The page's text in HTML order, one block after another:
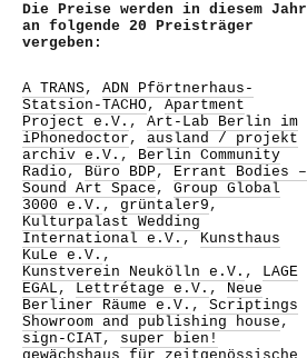
Die Preise werden in diesem Jahr
an folgende 20 Preisträger
vergeben:
A TRANS, ADN Pförtnerhaus-
Statsion-TACHO, Apartment
Project e.V. , Art-Lab Berlin im
iPhonedoctor , ausland / projekt
archiv e.V. , Berlin Community
Radio , Büro BDP , Errant Bodies –
Sound Art Space , Group Global
3000 e.V. , grüntaler9 ,
Kulturpalast Wedding
International e.V. , Kunsthaus
KuLe e.V. ,
Kunstverein Neukölln e.V. , LAGE
EGAL , Lettrétage e.V. , Neue
Berliner Räume e.V. , Scriptings
Showroom and publishing house ,
sign-CIAT, super bien!